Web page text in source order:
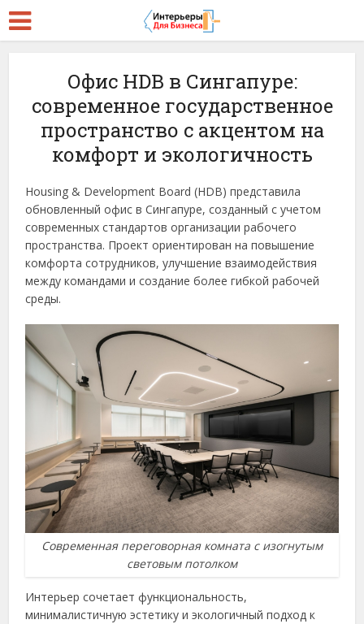
Офис HDB в Сингапуре:
современное государственное
пространство с акцентом на
комфорт и экологичность
Housing & Development Board (HDB) представила
обновленный офис в Сингапуре, созданный с учетом
современных стандартов организации рабочего
пространства. Проект ориентирован на повышение
комфорта сотрудников, улучшение взаимодействия
между командами и создание более гибкой рабочей
среды.
Современная переговорная комната с изогнутым
световым потолком
Интерьер сочетает функциональность,
минималистичную эстетику и экологичный подход к